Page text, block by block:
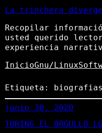
La trinchera
Recopilar
usted querido
experiencia
InicioGnu/Linux
Etiqueta: biografias
junio 30, 2020
TURING EL ORGULLO